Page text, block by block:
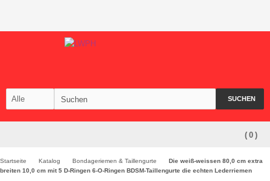
SUCHEN
( 0 )
Startseite Katalog Bondageriemen & Taillengurte
Die weiß-weissen 80,0 cm extra
breiten 10,0 cm mit 5 D-Ringen 6-O-Ringen BDSM-Taillengurte die echten Lederriemen